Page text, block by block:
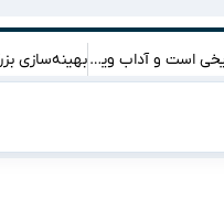
عنوان پیشنهادی: «روز دحوالارض ۱۴۰۴ چه تاریخی است و آداب ویژه آن چیست؟ کشف کنید!»